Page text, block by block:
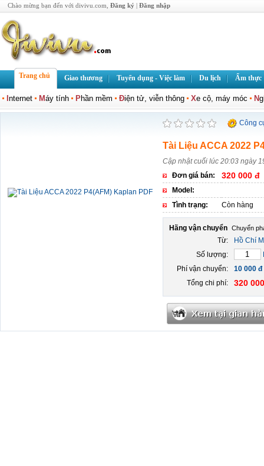
Chào mừng bạn đến với divivu.com, Đăng ký | Đăng nhập
Trang chủ Giao thương Tuyển dụng - Việc làm Du lịch Ẩm thực
nternet Máy tính Phần mềm Điện tử, viễn thông Xe cộ, máy móc N
Công
Tài Liệu ACCA 2022
Cập nhật cuối lúc 20:03 ngày
Đơn giá bán:
320 000 đ
Model:
Tình trạng:
Còn hàng
Hãng vận chuyển
Từ:
Hồ Chí
Số lượng:
Phí vận chuyển:
10 000 đ
Tổng chi phí:
320